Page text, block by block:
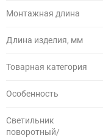
Монтажная длина
Длина изделия, мм
Товарная категория
Особенность
Светильник
поворотный/